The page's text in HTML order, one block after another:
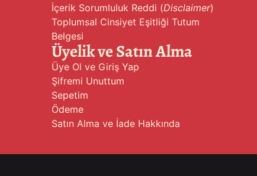
İçerik Sorumluluk Reddi (Disclaimer)
Toplumsal Cinsiyet Eşitliği Tutum
Belgesi
Üyelik ve Satın Alma
Üye Ol ve Giriş Yap
Şifremi Unuttum
Sepetim
Ödeme
Satın Alma ve İade Hakkında